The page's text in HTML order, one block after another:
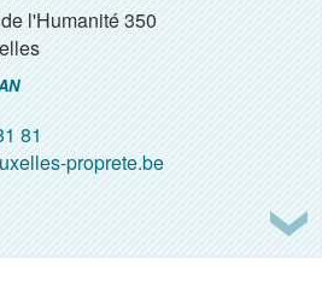
l'Humanité 350
81
proprete.be